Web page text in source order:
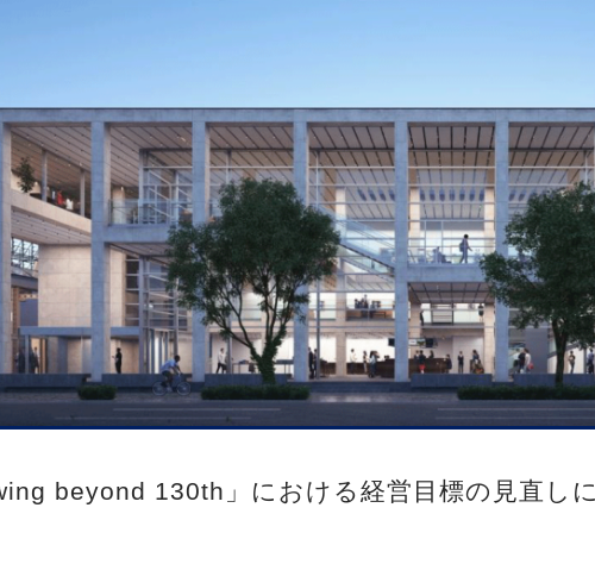
beyond 130th」における経営目標の見直し